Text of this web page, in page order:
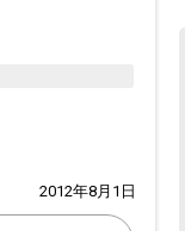
2012年8月1日